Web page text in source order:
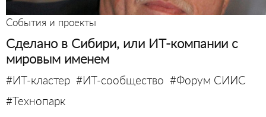
События и проекты
Сделано в Сибири, или ИТ-компании с
мировым именем
#ИТ-кластер #ИТ-сообщество #Форум СИИС
#Технопарк